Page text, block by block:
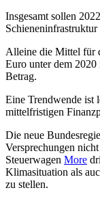
Insgesamt sollen
Alleine die Mittel für
Euro unter dem 2020
Betrag.
Eine Trendwende ist
mittelfristigen
Die neue
Versprechungen
Steuerwagen More
Klimasituation als
zu stellen.